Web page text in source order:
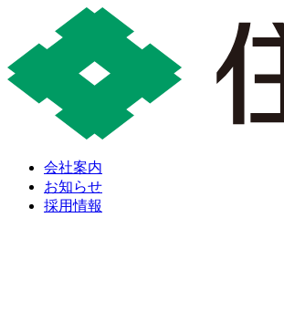
会社案内
お知らせ
採用情報